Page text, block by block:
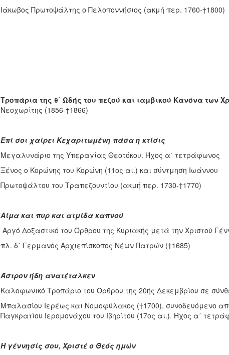
Ιάκωβος Πρωτοψάλτης ο Πελοποννήσιος (ακμή περ. 1760-†1800)
Τροπάρια της θ΄ Ωδής του πεζού και ιαμβικού Κανόνα των
Νεοχωρίτης (1856-†1866)
Επί σοι χαίρει Κεχαριτωμένη πάσα η κτίσις
Μεγαλυνάριο της Υπεραγίας Θεοτόκου. Ήχος α΄ τετράφωνος
Ξένος ο Κορώνης του Κορώνη (11ος αι.) και σύντμηση Ιωάννου
Πρωτοψάλτου του Τραπεζουντίου (ακμή περ. 1730-†1770)
Αίμα και πυρ και ατμίδα καπνού
Αργό Δοξαστικό του Όρθρου της Κυριακής μετά την Χριστού
πλ. δ΄ Γερμανός Αρχιεπίσκοπος Νέων Πατρών (†1685)
Άστρον ήδη ανατέταλκεν
Καλοφωνικό Τροπάριο του Όρθρου της 20ής Δεκεμβρίου σε
Μπαλασίου Ιερέως και Νομοφύλακος (†1700), συνοδευόμενο
Παγκρατίου Ιερομονάχου του Ιβηρίτου (17ος αι.). Ήχος α΄
Η γέννησίς σου, Χριστέ ο Θεός ημών